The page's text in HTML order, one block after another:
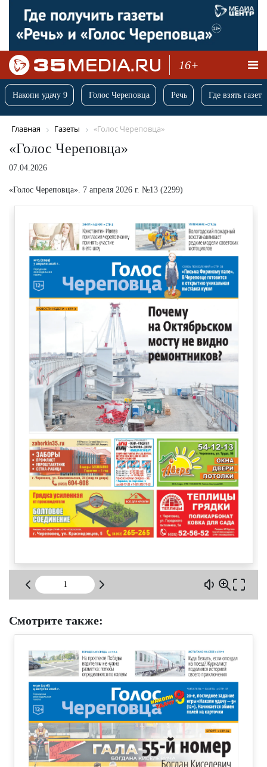
16+
Накопи удачу 9 Голос Череповца Речь Где взять
Главная Газеты «Голос Череповца»
«Голос Череповца»
07.04.2026
«Голос Череповца». 7 апреля 2026 г. №13 (2299)
Смотрите также: